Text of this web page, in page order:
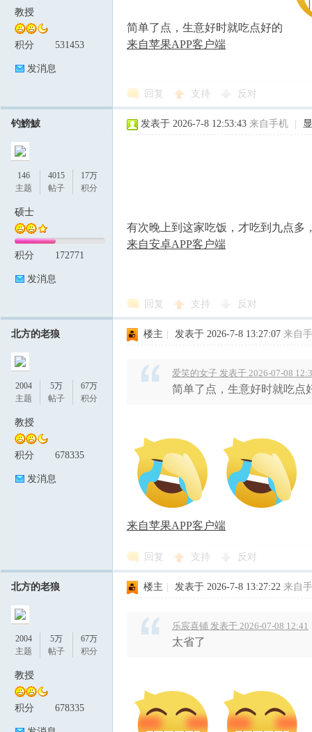
教授
积分 531453
发消息
简单了点，生意好时就吃点好的
来自苹果APP客户端
回复 支持 反对
钓鰟鮍
146
主题
4015
帖子
17万
积分
硕士
积分 172771
发消息
发表于 2026-7-8 12:53:43 来自手机
有次晚上到这家吃饭，才吃到九点多
来自安卓APP客户端
回复 支持 反对
北方的老狼
2004
主题
5万
帖子
67万
积分
教授
积分 678335
发消息
楼主 发表于 2026-7-8 13:27:07 来自
爱笑的女子 发表于 2026-07-08
简单了点，生意好时就吃点
来自苹果APP客户端
回复 支持 反对
北方的老狼
2004
主题
5万
帖子
67万
积分
教授
积分 678335
楼主 发表于 2026-7-8 13:27:22 来自
乐宸喜铺 发表于 2026-07-08 12:41
太省了